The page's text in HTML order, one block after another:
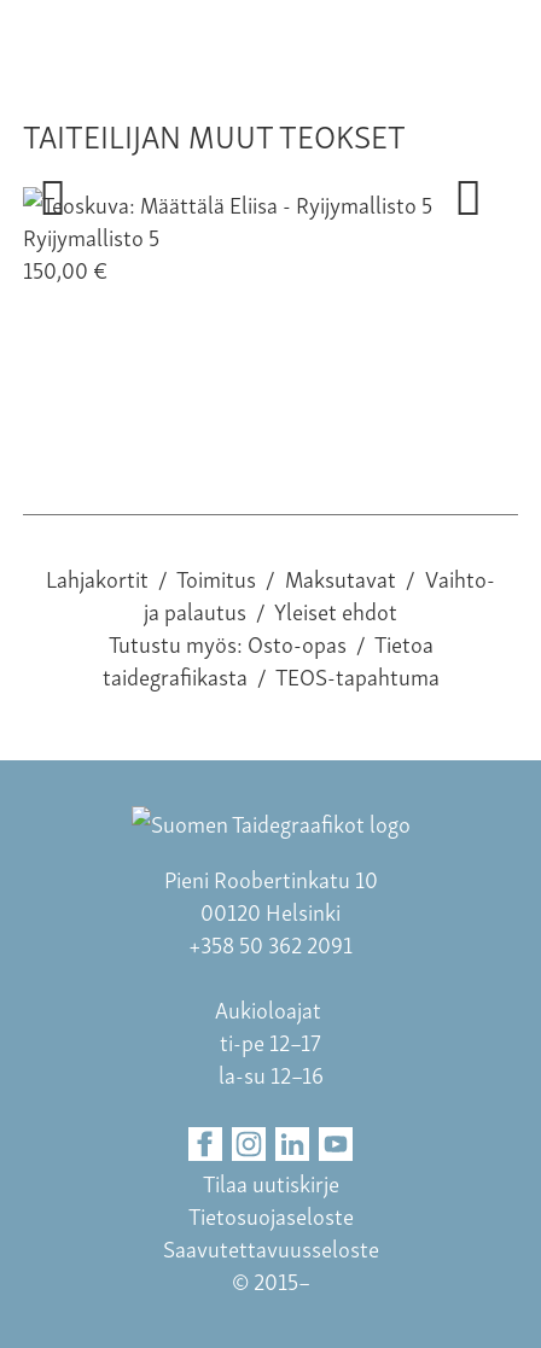
TAITEILIJAN MUUT TEOKSET
Ryijymallisto 5
150,00 €
Lahjakortit / Toimitus / Maksutavat / Vaihto-
ja palautus / Yleiset ehdot
Tutustu myös:Osto-opas / Tietoa
taidegrafiikasta / TEOS-tapahtuma
Pieni Roobertinkatu 10
00120 Helsinki
+358 50 362 2091
Aukioloajat
ti-pe 12–17
la-su 12–16
Tilaa uutiskirje
Tietosuojaseloste
Saavutettavuusseloste
© 2015–